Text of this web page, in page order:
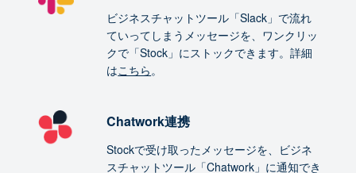
ビジネスチャットツール「Slack」で流れ
ていってしまうメッセージを、ワンクリッ
クで「Stock」にストックできます。詳細
はこちら。
Chatwork連携
Stockで受け取ったメッセージを、ビジネ
スチャットツール「Chatwork」に通知でき